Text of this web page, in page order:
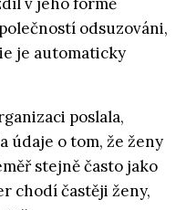
odsuzováni,
je automaticky
poslala,
údaje o tom, že ženy
stejně často jako
chodí častěji ženy,